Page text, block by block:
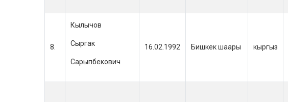
8.
Кылычов
Сыргак
Сарыпбекович
16.02.1992 Бишкек шаары кыргыз